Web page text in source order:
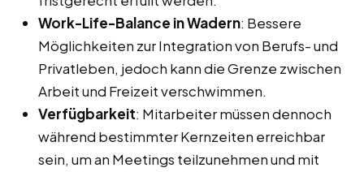
Work-Life-Balance in Wadern: Bessere
Möglichkeiten zur Integration von Berufs- und
Privatleben, jedoch kann die Grenze zwischen
Arbeit und Freizeit verschwimmen.
Verfügbarkeit: Mitarbeiter müssen dennoch
während bestimmter Kernzeiten erreichbar
sein, um an Meetings teilzunehmen und mit